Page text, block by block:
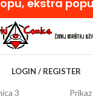
LOGIN / REGISTER
3
ekstra